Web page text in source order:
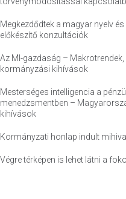
Megkezdődtek a magyar nyelv
előkészítő konzultációk
Az MI-gazdaság –
kormányzási kihívások
Mesterséges intelligencia a
menedzsmentben –
kihívások
Kormányzati honlap indult
Végre térképen is lehet látni a